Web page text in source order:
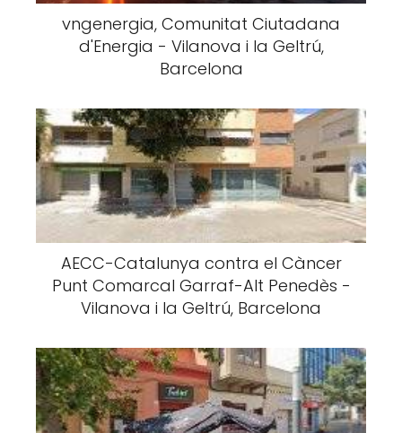
vngenergia, Comunitat Ciutadana
d'Energia - Vilanova i la Geltrú,
Barcelona
AECC-Catalunya contra el Càncer
Punt Comarcal Garraf-Alt Penedès -
Vilanova i la Geltrú, Barcelona